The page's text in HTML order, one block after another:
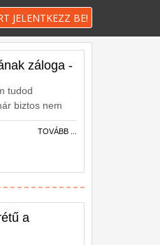
JELENTKEZZ BE!
záloga -
tudod
biztos nem
TOVÁBB ...
a